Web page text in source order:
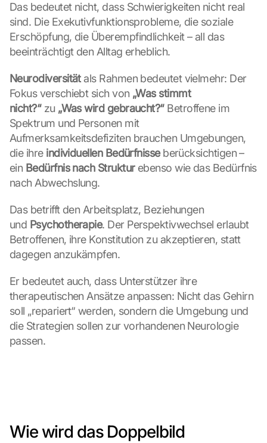
Das bedeutet nicht, dass Schwierigkeiten nicht real
sind. Die Exekutivfunktionsprobleme, die soziale
Erschöpfung, die Überempfindlichkeit – all das
beeinträchtigt den Alltag erheblich.
Neurodiversität als Rahmen bedeutet vielmehr: Der
Fokus verschiebt sich von „Was stimmt
nicht?“ zu „Was wird gebraucht?“ Betroffene im
Spektrum und Personen mit
Aufmerksamkeitsdefiziten brauchen Umgebungen,
die ihre individuellen Bedürfnisse berücksichtigen –
ein Bedürfnis nach Struktur ebenso wie das Bedürfnis
nach Abwechslung.
Das betrifft den Arbeitsplatz, Beziehungen
und Psychotherapie. Der Perspektivwechsel erlaubt
Betroffenen, ihre Konstitution zu akzeptieren, statt
dagegen anzukämpfen.
Er bedeutet auch, dass Unterstützer ihre
therapeutischen Ansätze anpassen: Nicht das Gehirn
soll „repariert“ werden, sondern die Umgebung und
die Strategien sollen zur vorhandenen Neurologie
passen.
Wie wird das Doppelbild